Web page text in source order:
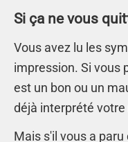
Si ça ne vous
Vous avez lu les
impression. Si vous
est un bon ou un
déjà interprété
Mais s'il vous a